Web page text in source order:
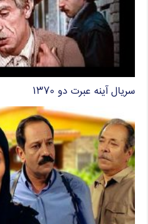
سریال آینه عبرت دو ۱۳۷۰